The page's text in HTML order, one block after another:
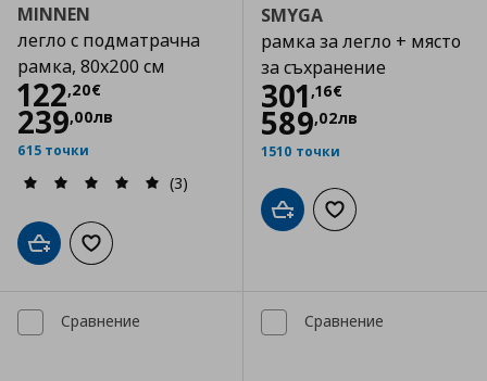
MINNEN
легло с подматрачна
рамка, 80x200 см
122,20€
Цена
239,00лв
615 точки
(3)
Добави в кошницата
Добави към списъка с любими
SMYGA
рамка за легло + място
за съхранение
301 ,16€
Цена
589,02лв
1510 точки
Добави в кошницата
Добави към
Сравнение Сравнение